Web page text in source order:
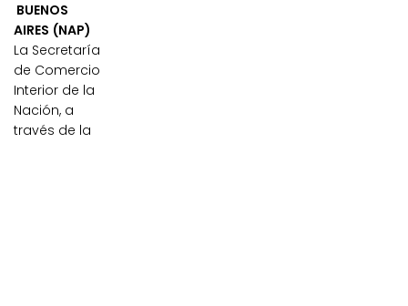
BUENOS
AIRES (NAP)
La Secretaría
de Comercio
Interior de la
Nación, a
través de la